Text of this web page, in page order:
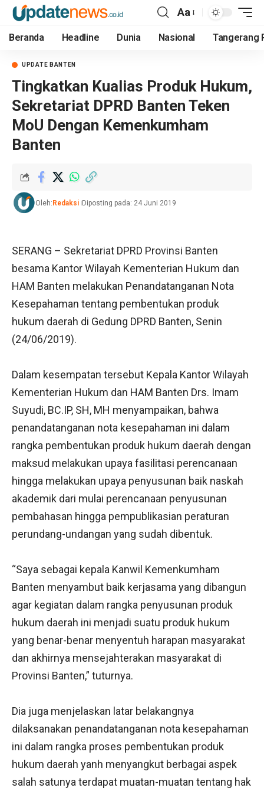
Aa
Beranda Headline Dunia Nasional Tangerang
UPDATE BANTEN
Tingkatkan Kualias Produk Hukum,
Sekretariat DPRD Banten Teken
MoU Dengan Kemenkumham
Banten
Oleh: Redaksi Diposting pada: 24 Juni 2019
SERANG – Sekretariat DPRD Provinsi Banten
besama Kantor Wilayah Kementerian Hukum dan
HAM Banten melakukan Penandatanganan Nota
Kesepahaman tentang pembentukan produk
hukum daerah di Gedung DPRD Banten, Senin
(24/06/2019).
Dalam kesempatan tersebut Kepala Kantor Wilayah
Kementerian Hukum dan HAM Banten Drs. Imam
Suyudi, BC.IP, SH, MH menyampaikan, bahwa
penandatanganan nota kesepahaman ini dalam
rangka pembentukan produk hukum daerah dengan
maksud melakukan upaya fasilitasi perencanaan
hingga melakukan upaya penyusunan baik naskah
akademik dari mulai perencanaan penyusunan
pembahasan hingga pempublikasian peraturan
perundang-undangan yang sudah dibentuk.
“Saya sebagai kepala Kanwil Kemenkumham
Banten menyambut baik kerjasama yang dibangun
agar kegiatan dalam rangka penyusunan produk
hukum daerah ini menjadi suatu produk hukum
yang benar-benar menyentuh harapan masyarakat
dan akhirnya mensejahterakan masyarakat di
Provinsi Banten,” tuturnya.
Dia juga menjelaskan latar belakangnya
dilaksanakan penandatanganan nota kesepahaman
ini dalam rangka proses pembentukan produk
hukum daerah yanh menyangkut berbagai aspek
salah satunya terdapat muatan-muatan tentang hak